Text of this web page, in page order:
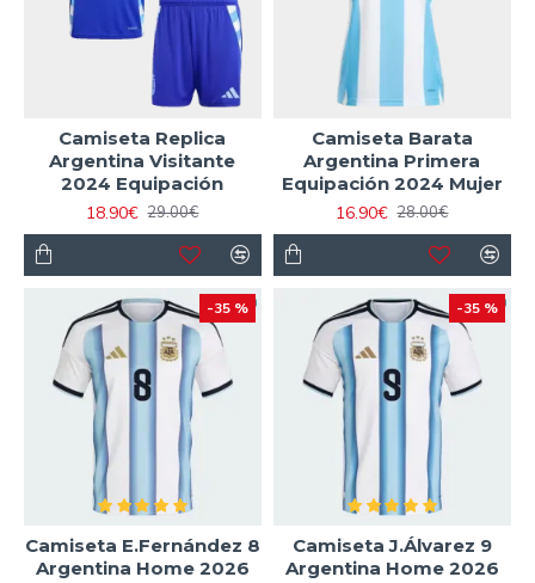
Camiseta Replica
Argentina Visitante
2024 Equipación
18.90€ 29.00€
Camiseta Barata
Argentina Primera
Equipación 2024 Mujer
16.90€ 28.00€
-35 %
Camiseta E.Fernández 8
Argentina Home 2026
-35 %
Camiseta J.Álvarez 9
Argentina Home 2026